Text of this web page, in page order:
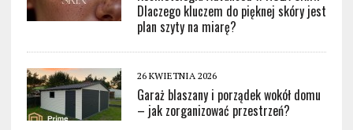
Dlaczego kluczem do pięknej skóry jest
plan szyty na miarę?
26 KWIETNIA 2026
Garaż blaszany i porządek wokół domu
– jak zorganizować przestrzeń?